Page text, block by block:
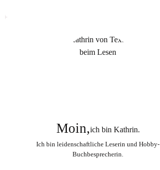
Moin,ich bin Kathrin.
Ich bin leidenschaftliche Leserin und Hobby-
Buchbesprecherin.